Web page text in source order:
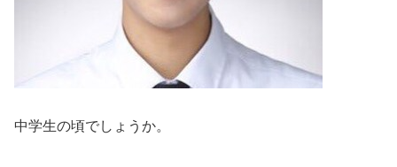
中学生の頃でしょうか。